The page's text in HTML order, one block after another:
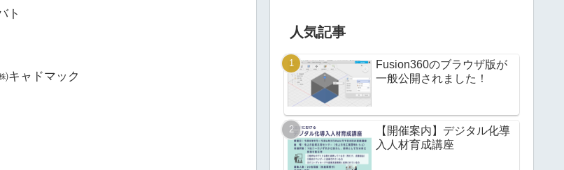
ト
キャドマック
人気記事
Fusion360のブラウザ版が
一般公開されました！
【開催案内】デジタル化導
入人材育成講座